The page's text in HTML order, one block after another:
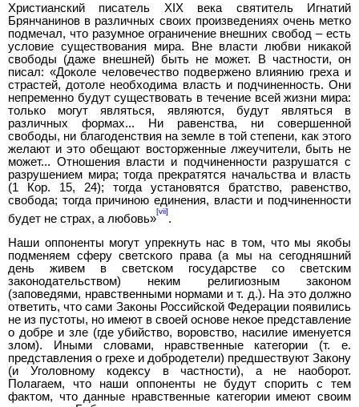
Христианский писатель XIX века святитель Игнатий
Брянчанинов в различных своих произведениях очень метко
подмечал, что разумное ограничение внешних свобод – есть
условие существования мира. Вне власти любви никакой
свободы (даже внешней) быть не может. В частности, он
писал: «Доколе человечество подвержено влиянию греха и
страстей, дотоле необходима власть и подчиненность. Они
непременно будут существовать в течение всей жизни мира:
только могут являться, являются, будут являться в
различных формах... Ни равенства, ни совершенной
свободы, ни благоденствия на земле в той степени, как этого
желают и это обещают восторженные лжеучители, быть не
может... Отношения власти и подчиненности разрушатся с
разрушением мира; тогда прекратятся начальства и власть
(1 Кор. 15, 24); тогда установятся братство, равенство,
свобода; тогда причиною единения, власти и подчиненности
будет не страх, а любовь»
[vii]
.
Наши оппоненты могут упрекнуть нас в том, что мы якобы
подменяем сферу светского права (а мы на сегодняшний
день живем в светском государстве со светским
законодательством) неким религиозным законом
(заповедями, нравственными нормами и т. д.). На это должно
ответить, что сами Законы Российской Федерации появились
не из пустоты, но имеют в своей основе некое представление
о добре и зле (где убийство, воровство, насилие именуется
злом). Иными словами, нравственные категории (т. е.
представления о грехе и добродетели) предшествуют Закону
(и Уголовному кодексу в частности), а не наоборот.
Полагаем, что наши оппоненты не будут спорить с тем
фактом, что данные нравственные категории имеют своим